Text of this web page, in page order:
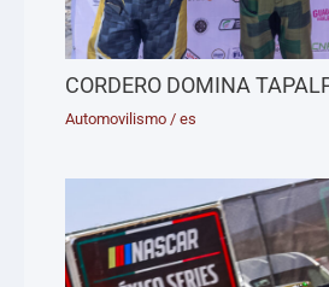
CORDERO DOMINA
Automovilismo /es